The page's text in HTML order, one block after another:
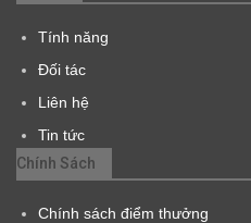
Tính năng
Đối tác
Liên hệ
Tin tức
Chính Sách
Chính sách điểm thưởng